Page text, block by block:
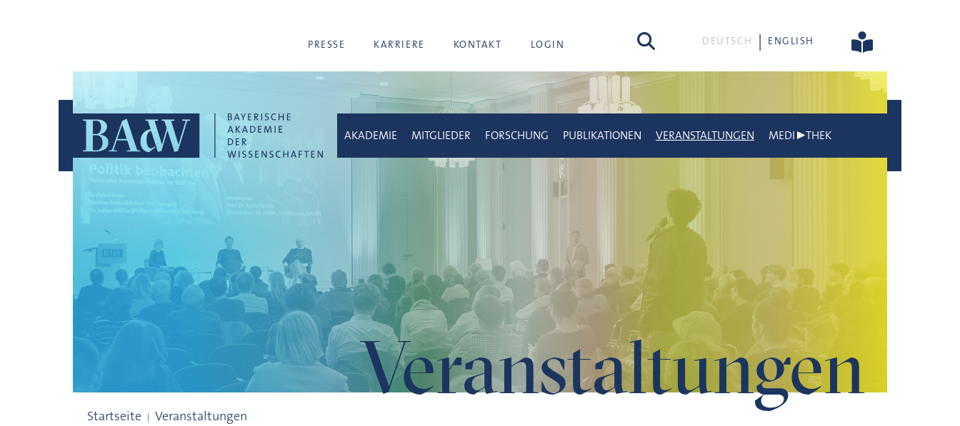
PRESSE KARRIERE KONTAKT LOGIN Suche DEUTSCH ENGLISH
Veranstaltungen
AKADEMIE MITGLIEDER FORSCHUNG PUBLIKATIONEN VERANSTALTUNGEN MEDI▶THEK
Startseite Veranstaltungen